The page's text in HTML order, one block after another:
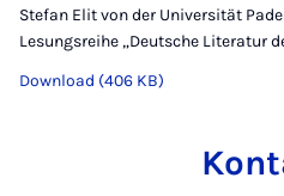
Stefan Elit von der Universität
Lesungsreihe „Deutsche Literatur
Download (406 KB)